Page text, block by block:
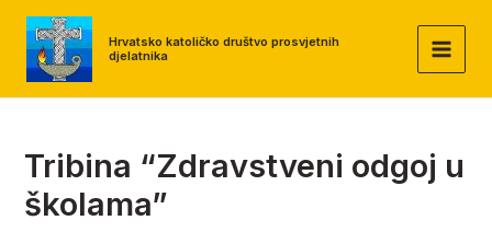
Skip
content
Hrvatsko katoličko društvo prosvjetnih
djelatnika
MAIN
Tribina “Zdravstveni odgoj u
školama”